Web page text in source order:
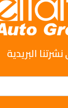
البريدية